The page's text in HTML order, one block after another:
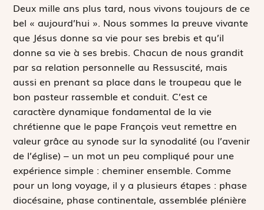
Deux mille ans plus tard, nous vivons toujours de ce
bel « aujourd’hui ». Nous sommes la preuve vivante
que Jésus donne sa vie pour ses brebis et qu’il
donne sa vie à ses brebis. Chacun de nous grandit
par sa relation personnelle au Ressuscité, mais
aussi en prenant sa place dans le troupeau que le
bon pasteur rassemble et conduit. C’est ce
caractère dynamique fondamental de la vie
chrétienne que le pape François veut remettre en
valeur grâce au synode sur la synodalité (ou l’avenir
de l’église) – un mot un peu compliqué pour une
expérience simple : cheminer ensemble. Comme
pour un long voyage, il y a plusieurs étapes : phase
diocésaine, phase continentale, assemblée plénière